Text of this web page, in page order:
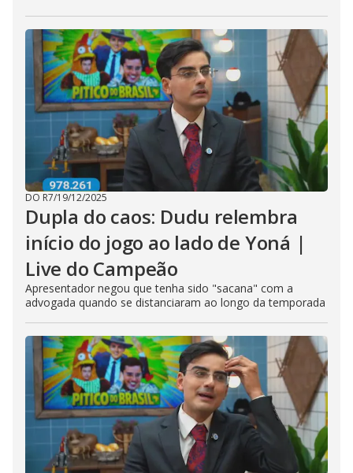
DO R7/19/12/2025
Dupla do caos: Dudu relembra
início do jogo ao lado de Yoná |
Live do Campeão
Apresentador negou que tenha sido "sacana" com a
advogada quando se distanciaram ao longo da temporada